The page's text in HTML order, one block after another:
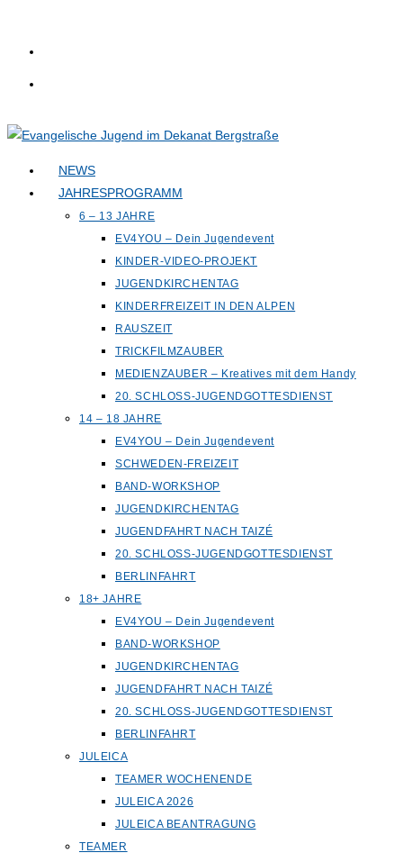
NEWS
JAHRESPROGRAMM
6 – 13 JAHRE
EV4YOU – Dein Jugendevent
KINDER-VIDEO-PROJEKT
JUGENDKIRCHENTAG
KINDERFREIZEIT IN DEN ALPEN
RAUSZEIT
TRICKFILMZAUBER
MEDIENZAUBER – Kreatives mit dem Handy
20. SCHLOSS-JUGENDGOTTESDIENST
14 – 18 JAHRE
EV4YOU – Dein Jugendevent
SCHWEDEN-FREIZEIT
BAND-WORKSHOP
JUGENDKIRCHENTAG
JUGENDFAHRT NACH TAIZÉ
20. SCHLOSS-JUGENDGOTTESDIENST
BERLINFAHRT
18+ JAHRE
EV4YOU – Dein Jugendevent
BAND-WORKSHOP
JUGENDKIRCHENTAG
JUGENDFAHRT NACH TAIZÉ
20. SCHLOSS-JUGENDGOTTESDIENST
BERLINFAHRT
JULEICA
TEAMER WOCHENENDE
JULEICA 2026
JULEICA BEANTRAGUNG
TEAMER